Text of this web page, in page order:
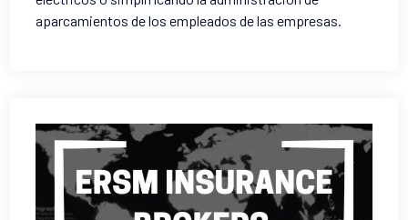
aparcamientos de los empleados de las empresas.